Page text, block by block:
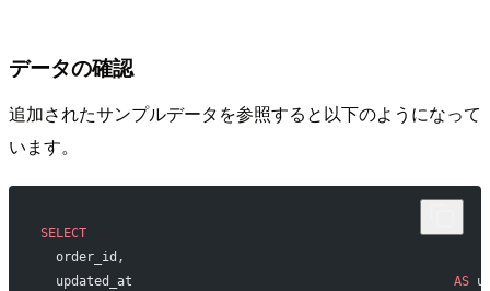
データの確認
追加されたサンプルデータを参照すると以下のようになって
います。
SELECT
  order_id,
  updated_at
AS